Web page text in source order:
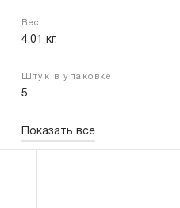
Вес
4.01 кг.
Штук в упаковке
5
Показать все